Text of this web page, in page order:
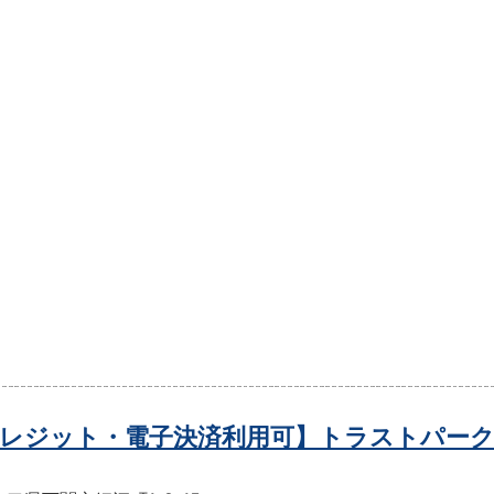
ジット・電子決済利用可】トラストパー